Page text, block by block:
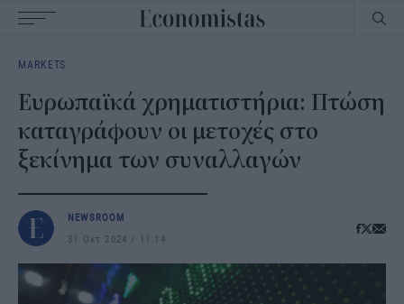
navigation
MARKETS
Ευρωπαϊκά χρηματιστήρια: Πτώση
καταγράφουν οι μετοχές στο
ξεκίνημα των συναλλαγών
NEWSROOM
31 Οκτ 2024
11:14